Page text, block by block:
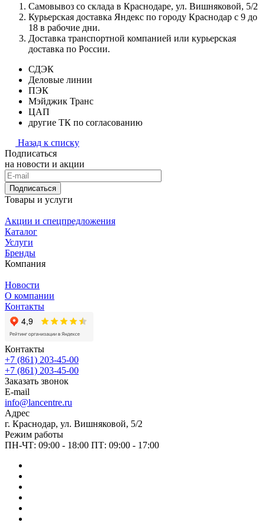
Самовывоз со склада в Краснодаре, ул. Вишняковой, 5/2
Курьерская доставка Яндекс по городу Краснодар с 9 до
18 в рабочие дни.
Доставка транспортной компанией или курьерская
доставка по России.
СДЭК
Деловые линии
ПЭК
Мэйджик Транс
ЦАП
другие ТК по согласованию
Назад к списку
Подписаться
на новости и акции
Подписаться
Товары и услуги
Акции и спецпредложения
Каталог
Услуги
Бренды
Компания
Новости
О компании
Контакты
Контакты
+7 (861) 203-45-00
+7 (861) 203-45-00
Заказать звонок
E-mail
info@lancentre.ru
Адрес
г. Краснодар, ул. Вишняковой, 5/2
Режим работы
ПН-ЧТ: 09:00 - 18:00 ПТ: 09:00 - 17:00